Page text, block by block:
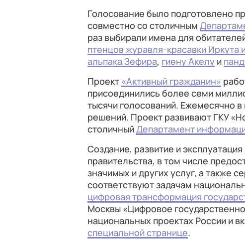
Голосование было подготовлено
совместно со столичным
раз выбирали имена для
птенцов журавля-красавки Иркута
альпака Зефира, гиену Акелу и
Проект «Активный гражданин»
присоединились более семи
тысячи голосований. Ежемесячно
решений. Проект развивают ГКУ
столичныйДепартамент
Создание, развитие и
правительства, в том числе
значимых и других услуг, а также
соответствуют задачам
цифровая трансформация
Москвы «Цифровое
национальных проектах России и
специальной странице.